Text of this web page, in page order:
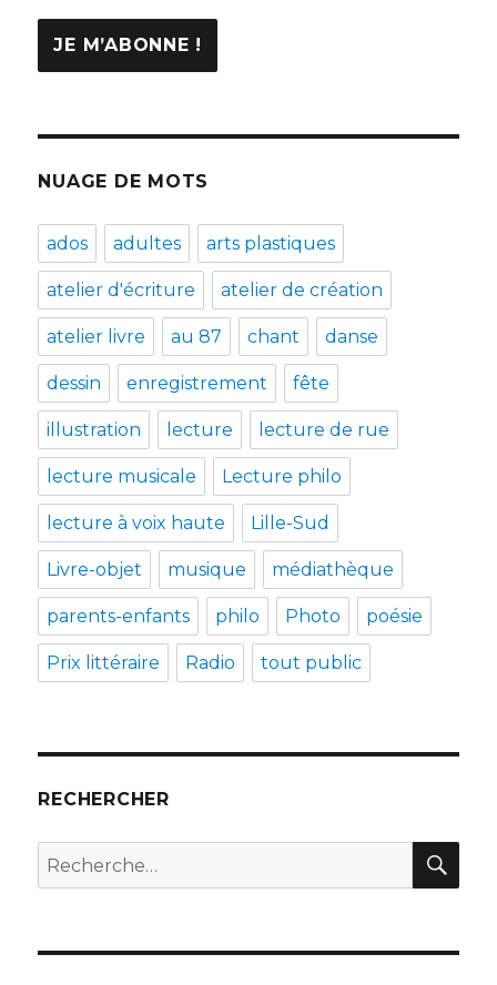
NUAGE DE MOTS
ados adultes arts plastiques
atelier d'écriture atelier de création
atelier livre au 87 chant danse
dessin enregistrement fête
illustration lecture lecture de rue
lecture musicale Lecture philo
lecture à voix haute Lille-Sud
Livre-objet musique médiathèque
parents-enfants philo Photo poésie
Prix littéraire Radio tout public
RECHERCHER
Recherche
pour